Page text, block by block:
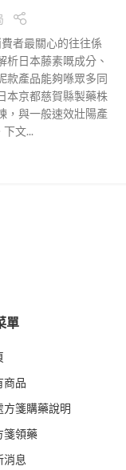
者最關心的往往係
析日本藤素嘅成分、
款產品能夠喺眾多同
本京都慈賀縣製藥株
，與一般速效壯陽產
文...
單
商品
方箋購藥說明
箋領藥
消息